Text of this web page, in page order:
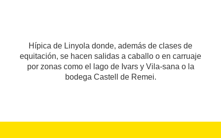
Hípica de Linyola donde, además de clases de
equitación, se hacen salidas a caballo o en carruaje
por zonas como el lago de Ivars y Vila-sana o la
bodega Castell de Remei.